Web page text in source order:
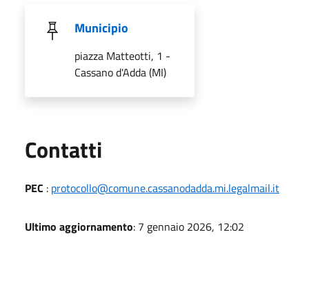
Municipio
piazza Matteotti, 1 -
Cassano d'Adda (MI)
Contatti
PEC : protocollo@comune.cassanodadda.mi.legalmail.it
Ultimo aggiornamento: 7 gennaio 2026, 12:02